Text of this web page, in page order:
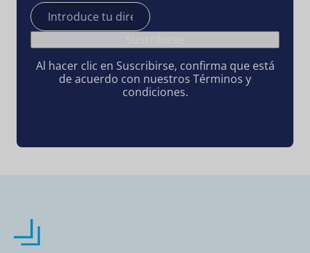
Correo
electrónico
Al hacer clic en Suscribirse, confirma que está
de acuerdo con nuestros Términos y
condiciones.